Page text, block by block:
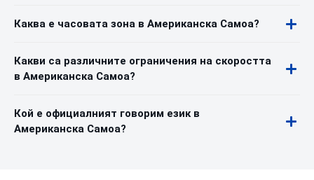
Каква е часовата зона в Американска Самоа?
Какви са различните ограничения на скоростта
в Американска Самоа?
Кой е официалният говорим език в
Американска Самоа?